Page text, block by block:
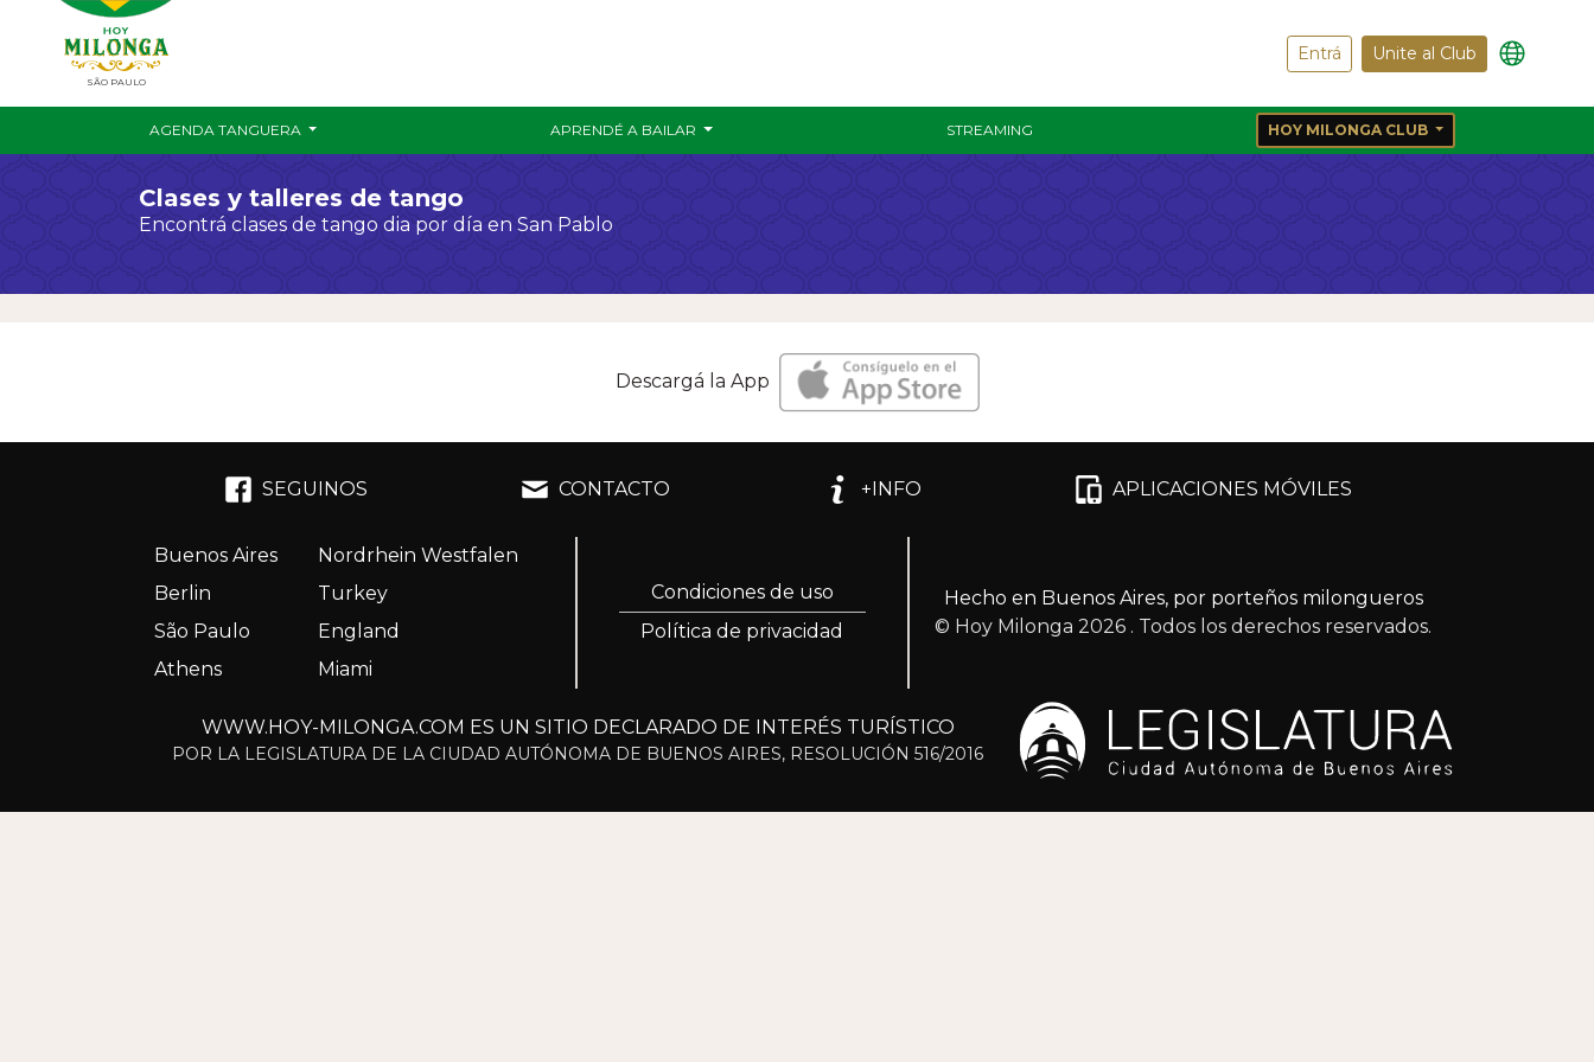
SÃO PAULO
Entrá Unite al Club
AGENDA TANGUERA APRENDÉ A BAILAR STREAMING HOY MILONGA CLUB
Clases y talleres de tango
Encontrá clases de tango dia por día en San Pablo
Descargá la App
SEGUINOS CONTACTO +INFO APLICACIONES MÓVILES
Buenos Aires
Nordrhein Westfalen
Berlin
Turkey
São Paulo
England
Athens
Miami
Condiciones de uso
Política de privacidad
Hecho en Buenos Aires, por porteños milongueros
© Hoy Milonga 2026 . Todos los derechos reservados.
WWW.HOY-MILONGA.COM ES UN SITIO DECLARADO DE INTERÉS TURÍSTICO
POR LA LEGISLATURA DE LA CIUDAD AUTÓNOMA DE BUENOS AIRES, RESOLUCIÓN 516/2016